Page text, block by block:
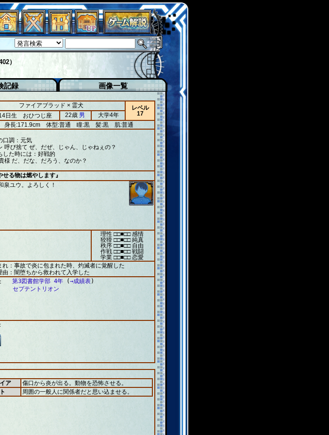
）
記録 画像一覧
ファイアブラッド × 霊犬
レベル
17
日生 おひつじ座 22歳 男
大学4年
身長:171.9cm 体型:普通 瞳:黒 髪:黒 肌:普通
口調：元気
呼び捨て ぜ、だぜ、じゃん、じゃねぇの？
した時には：好戦的
様 だ、だな、だろう、なのか？
せる物は燃やします』
泉ユウ。よろしく！
理性 □□■□□ 感情
狡猾 □□■□□ 純真
秩序 □□■□□ 自由
作戦 □□■□□ 戦闘
学業 □□■□□ 恋愛
：事故で炎に包まれた時、灼滅者に覚醒した
由：闇堕ちから救われて入学した
第3図書館学部 4年 (→成績表)
セプテントリオン
ア
傷口から炎が出る。動物を恐怖させる。
周囲の一般人に関係者だと思い込ませる。